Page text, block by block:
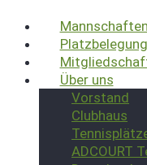
Mannschaften
Über uns
Vorstand
Clubhaus
ADCOURT